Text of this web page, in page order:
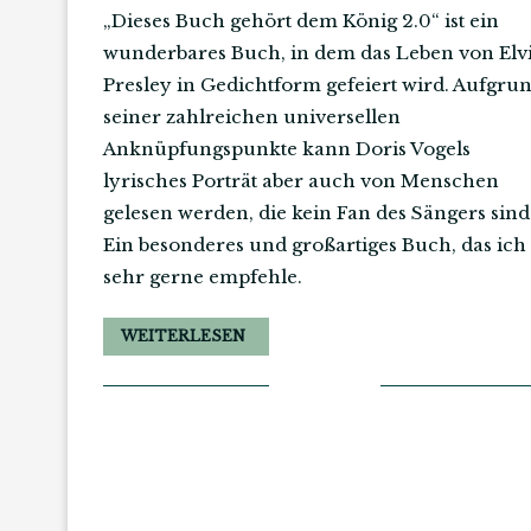
„Dieses Buch gehört dem König 2.0“ ist ein
wunderbares Buch, in dem das Leben von
Presley in Gedichtform gefeiert wird.
seiner zahlreichen universellen
Anknüpfungspunkte kann Doris Vogels
lyrisches Porträt aber auch von Menschen
gelesen werden, die kein Fan des Sängers
Ein besonderes und großartiges Buch, das ich
sehr gerne empfehle.
WEITERLESEN